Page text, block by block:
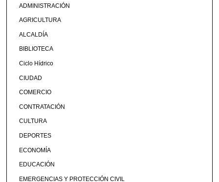
ADMINISTRACIÓN
AGRICULTURA
ALCALDÍA
BIBLIOTECA
Ciclo Hídrico
CIUDAD
COMERCIO
CONTRATACIÓN
CULTURA
DEPORTES
ECONOMÍA
EDUCACIÓN
EMERGENCIAS Y PROTECCIÓN CIVIL